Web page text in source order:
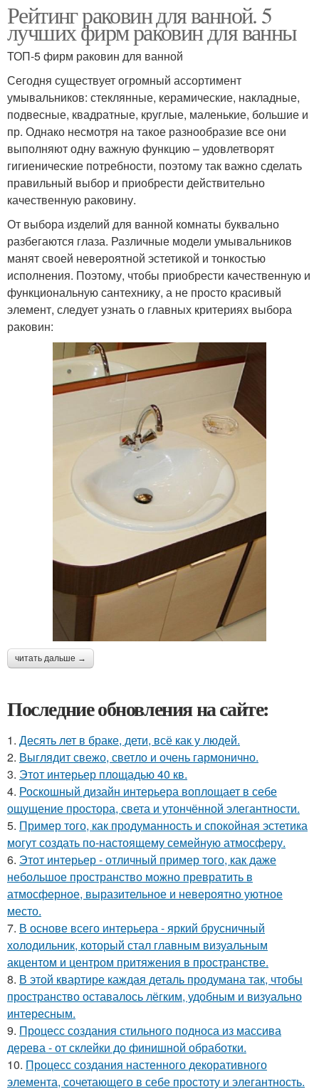
Рейтинг раковин для ванной. 5
лучших фирм раковин для ванны
ТОП-5 фирм раковин для ванной
Сегодня существует огромный ассортимент
умывальников: стеклянные, керамические, накладные,
подвесные, квадратные, круглые, маленькие, большие и
пр. Однако несмотря на такое разнообразие все они
выполняют одну важную функцию – удовлетворят
гигиенические потребности, поэтому так важно сделать
правильный выбор и приобрести действительно
качественную раковину.
От выбора изделий для ванной комнаты буквально
разбегаются глаза. Различные модели умывальников
манят своей невероятной эстетикой и тонкостью
исполнения. Поэтому, чтобы приобрести качественную и
функциональную сантехнику, а не просто красивый
элемент, следует узнать о главных критериях выбора
раковин:
читать дальше →
Последние обновления на сайте:
1. Десять лет в браке, дети, всё как у людей.
2. Выглядит свежо, светло и очень гармонично.
3. Этот интерьер площадью 40 кв.
4. Роскошный дизайн интерьера воплощает в себе
ощущение простора, света и утончённой элегантности.
5. Пример того, как продуманность и спокойная эстетика
могут создать по-настоящему семейную атмосферу.
6. Этот интерьер - отличный пример того, как даже
небольшое пространство можно превратить в
атмосферное, выразительное и невероятно уютное
место.
7. В основе всего интерьера - яркий брусничный
холодильник, который стал главным визуальным
акцентом и центром притяжения в пространстве.
8. В этой квартире каждая деталь продумана так, чтобы
пространство оставалось лёгким, удобным и визуально
интересным.
9. Процесс создания стильного подноса из массива
дерева - от склейки до финишной обработки.
10. Процесс создания настенного декоративного
элемента, сочетающего в себе простоту и элегантность.